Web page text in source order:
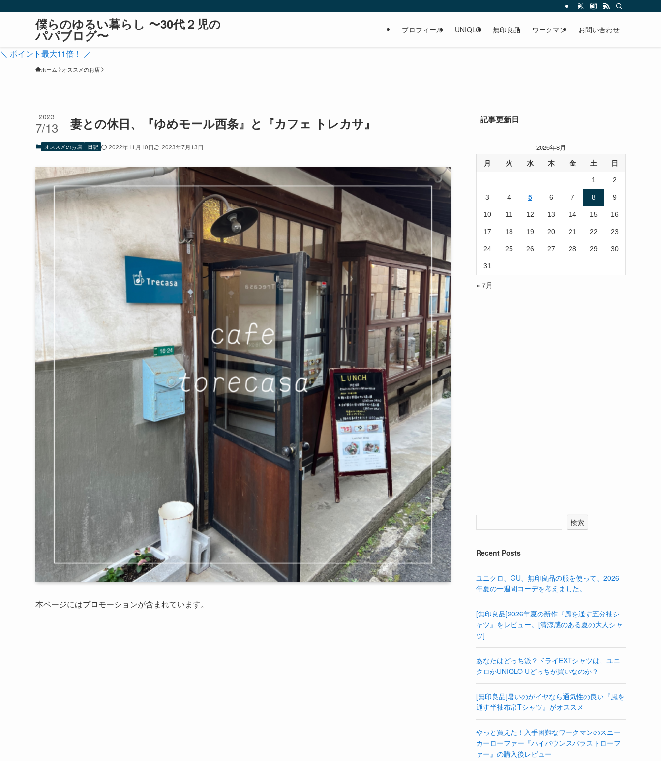
僕らのゆるい暮らし 〜30代２児の
パパブログ〜 プロフィール UNIQLO 無印良品 ワークマン お問い合わせ
＼ ポイント最大11倍！ ／
ホーム オススメのお店
妻との休日、『ゆめモール西条』と『カフェ トレカサ』
2023
7/13
オススメのお店 日記 2022年11月10日 2023年7月13日
本ページにはプロモーションが含まれています。
記事更新日
2026年8月
月 火 水 木 金 土 日
1 2
3 4 5 6 7 8 9
10 11 12 13 14 15 16
17 18 19 20 21 22 23
24 25 26 27 28 29 30
31
« 7月
検索
Recent Posts
ユニクロ、GU、無印良品の服を使って、2026
年夏の一週間コーデを考えました。
[無印良品]2026年夏の新作『風を通す五分袖シ
ャツ』をレビュー。[清涼感のある夏の大人シャ
ツ]
あなたはどっち派？ドライEXTシャツは、ユニ
クロかUNIQLO Uどっちが買いなのか？
[無印良品]暑いのがイヤなら通気性の良い『風を
通す半袖布帛Tシャツ』がオススメ
やっと買えた！入手困難なワークマンのスニー
カーローファー『ハイバウンスバラストローフ
ァー』の購入後レビュー